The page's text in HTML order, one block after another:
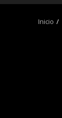
Inicio